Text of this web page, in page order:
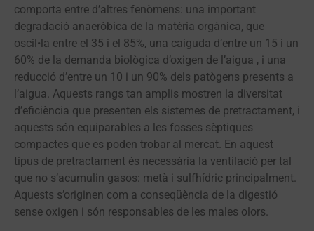
comporta entre d’altres fenòmens: una important
degradació anaeròbica de la matèria orgànica, que
oscil•la entre el 35 i el 85%, una caiguda d’entre un 15 i un
60% de la demanda biològica d’oxigen de l’aigua , i una
reducció d’entre un 10 i un 90% dels patògens presents a
l’aigua. Aquests rangs tan amplis mostren la diversitat
d’eficiència que presenten els sistemes de pretractament, i
aquests són equiparables a les fosses sèptiques
compactes que es poden trobar al mercat. En aquest
tipus de pretractament és necessària la ventilació per tal
que no s’acumulin gasos: metà i sulfhídric principalment.
Aquests s’originen com a conseqüència de la digestió
sense oxigen i són responsables de les males olors.